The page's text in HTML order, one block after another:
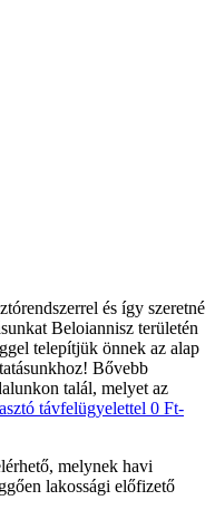
és így szeretné
Beloiannisz területén
telepítjük önnek az alap
Bővebb
talál, melyet az
távfelügyelettel 0 Ft-
melynek havi
lakossági előfizető